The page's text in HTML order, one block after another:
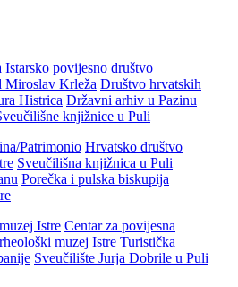
Istarsko povijesno društvo
Miroslav Krleža Društvo hrvatskih
Histrica Državni arhiv u Pazinu
knjižnice u Puli
Patrimonio Hrvatsko društvo
Sveučilišna knjižnica u Puli
Porečka i pulska biskupija
Istre Centar za povijesna
muzej Istre Turistička
Sveučilište Jurja Dobrile u Puli